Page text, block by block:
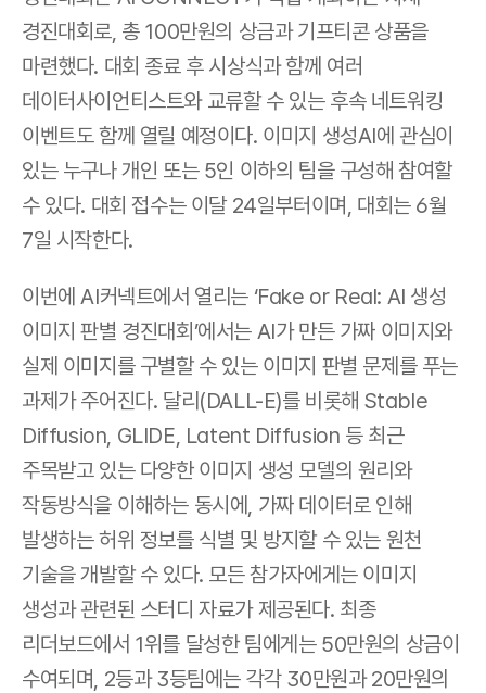
경진대회로, 총 100만원의 상금과 기프티콘 상품을
마련했다. 대회 종료 후 시상식과 함께 여러
데이터사이언티스트와 교류할 수 있는 후속 네트워킹
이벤트도 함께 열릴 예정이다. 이미지 생성AI에 관심이
있는 누구나 개인 또는 5인 이하의 팀을 구성해 참여할
수 있다. 대회 접수는 이달 24일부터이며, 대회는 6월
7일 시작한다.
이번에 AI커넥트에서 열리는 ‘Fake or Real: AI 생성
이미지 판별 경진대회’에서는 AI가 만든 가짜 이미지와
실제 이미지를 구별할 수 있는 이미지 판별 문제를 푸는
과제가 주어진다. 달리(DALL-E)를 비롯해 Stable
Diffusion, GLIDE, Latent Diffusion 등 최근
주목받고 있는 다양한 이미지 생성 모델의 원리와
작동방식을 이해하는 동시에, 가짜 데이터로 인해
발생하는 허위 정보를 식별 및 방지할 수 있는 원천
기술을 개발할 수 있다. 모든 참가자에게는 이미지
생성과 관련된 스터디 자료가 제공된다. 최종
리더보드에서 1위를 달성한 팀에게는 50만원의 상금이
수여되며, 2등과 3등팀에는 각각 30만원과 20만원의